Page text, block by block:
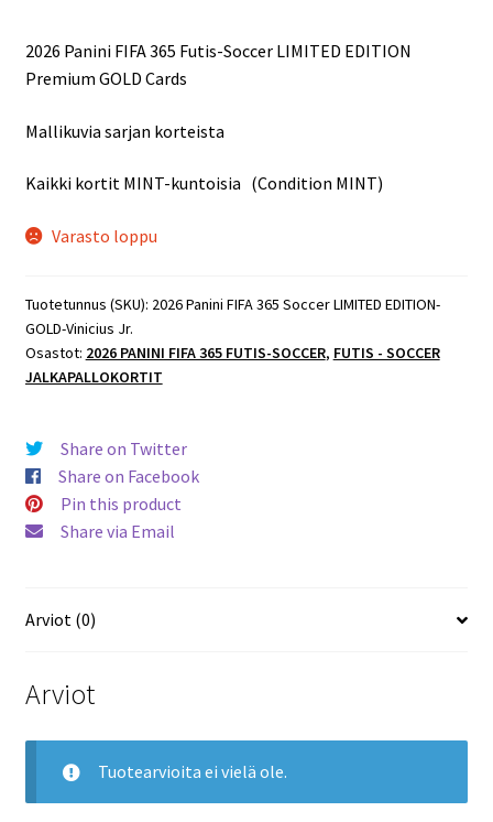
2026 Panini FIFA 365 Futis-Soccer LIMITED EDITION
Premium GOLD Cards
Mallikuvia sarjan korteista
Kaikki kortit MINT-kuntoisia (Condition MINT)
Varasto loppu
Tuotetunnus (SKU): 2026 Panini FIFA 365 Soccer LIMITED EDITION-
GOLD-Vinicius Jr.
Osastot: 2026 PANINI FIFA 365 FUTIS-SOCCER, FUTIS - SOCCER
JALKAPALLOKORTIT
Share on Twitter
Share on Facebook
Pin this product
Share via Email
Arviot (0)
Arviot
Tuotearvioita ei vielä ole.